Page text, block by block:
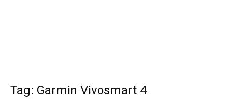
Tag: Garmin Vivosmart 4